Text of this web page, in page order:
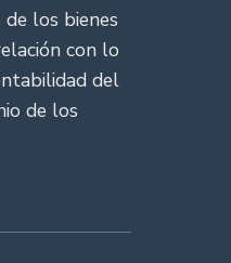
los bienes
con lo
del
de los